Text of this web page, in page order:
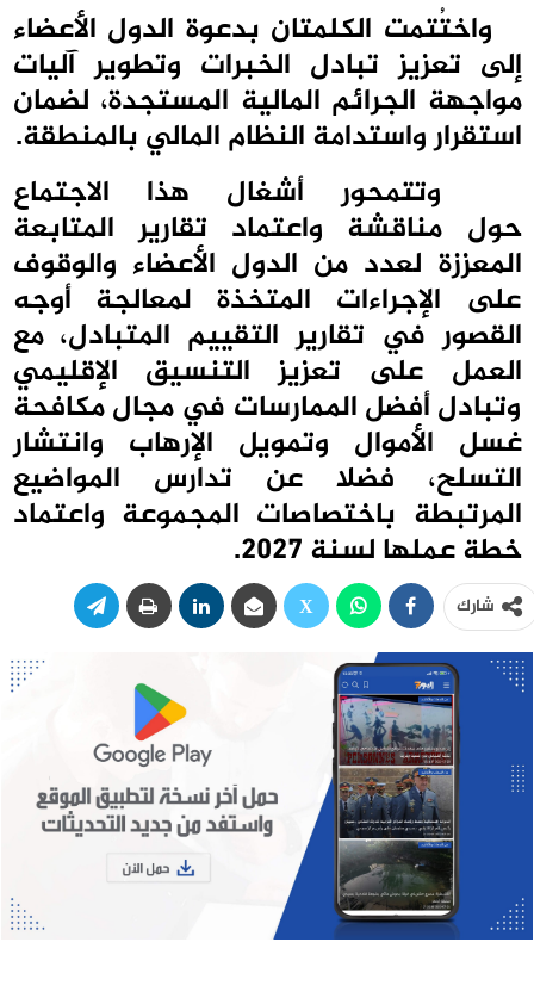
واختُتمت الكلمتان بدعوة الدول الأعضاء
إلى تعزيز تبادل الخبرات وتطوير آليات
مواجهة الجرائم المالية المستجدة، لضمان
استقرار واستدامة النظام المالي بالمنطقة.
وتتمحور أشغال هذا الاجتماع
حول مناقشة واعتماد تقارير المتابعة
المعززة لعدد من الدول الأعضاء والوقوف
على الإجراءات المتخذة لمعالجة أوجه
القصور في تقارير التقييم المتبادل، مع
العمل على تعزيز التنسيق الإقليمي
وتبادل أفضل الممارسات في مجال مكافحة
غسل الأموال وتمويل الإرهاب وانتشار
التسلح، فضلا عن تدارس المواضيع
المرتبطة باختصاصات المجموعة واعتماد
خطة عملها لسنة 2027.
شارك